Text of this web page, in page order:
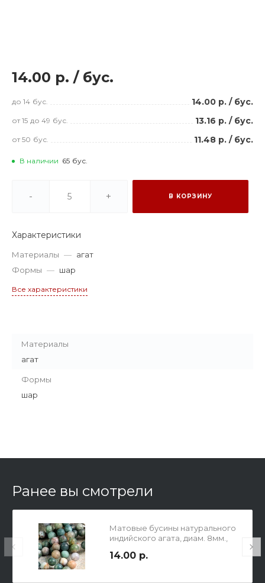
14.00 р. / бус.
до 14 бус. 14.00 р. / бус.
от 15 до 49 бус. 13.16 р. / бус.
от 50 бус. 11.48 р. / бус.
В наличии 65 бус.
- + В КОРЗИНУ
Характеристики
Материалы — агат
Формы — шар
Все характеристики
Материалы
агат
Формы
шар
Ранее вы смотрели
Матовые бусины натурального
индийского агата, диам. 8мм.,
14.00 р.